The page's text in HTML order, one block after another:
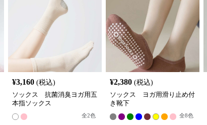
¥3,160 (税込)
ソックス 抗菌消臭ヨガ用五
本指ソックス
全2色
¥2,380 (税込)
ソックス ヨガ用滑り止め付
き靴下
全8色